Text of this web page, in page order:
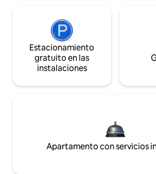
Estacionamiento
gratuito en las
instalaciones
Apartamento con servicios